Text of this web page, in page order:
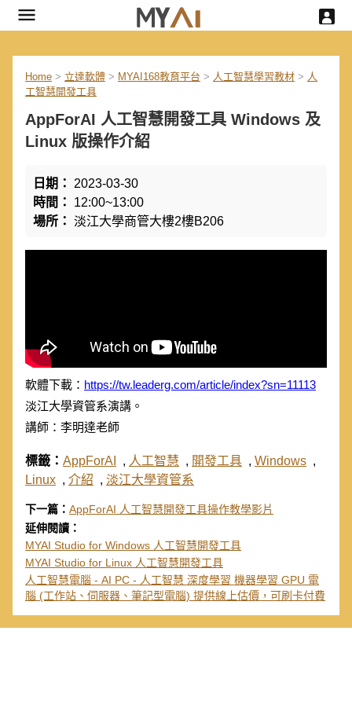
Home > 立達軟體 > MYAI168教育平台 > 人工智慧學習教材 > 人
工智慧開發工具
AppForAI 人工智慧開發工具 Windows 及
Linux 版操作介紹
日期：
2023-03-30
時間：
12:00~13:00
場所： 淡江大學商管大樓2樓B206
軟體下載： https://tw.leaderg.com/article/index?sn=11113
淡江大學資管系演講。
講師：李明達老師
標籤： AppForAI , 人工智慧 , 開發工具 , Windows ,
Linux , 介紹 , 淡江大學資管系
下一篇： AppForAI 人工智慧開發工具操作教學影片
延伸閱讀：
MYAI Studio for Windows 人工智慧開發工具
MYAI Studio for Linux 人工智慧開發工具
人工智慧電腦 - AI PC - 人工智慧 深度學習 機器學習 GPU 電
腦 (工作站、伺服器、筆記型電腦) 提供線上估價，可刷卡付費